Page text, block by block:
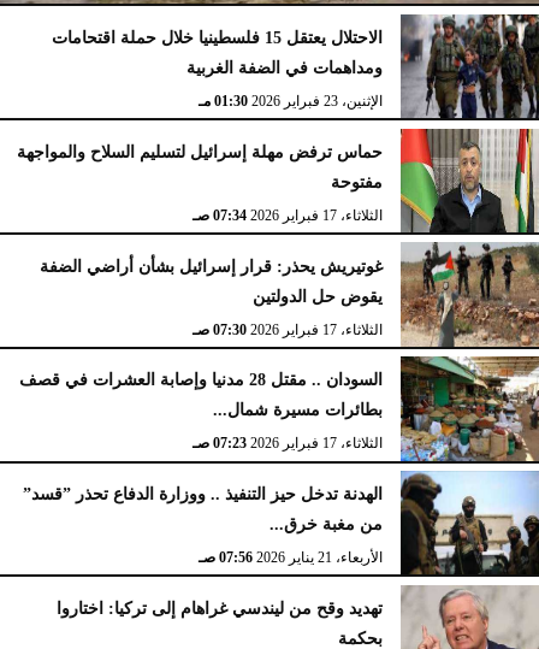
الإثنين، 23 فبراير 2026 02:15 مـ
الاحتلال يعتقل 15 فلسطينيا خلال حملة اقتحامات
ومداهمات في الضفة الغربية
الإثنين، 23 فبراير 2026 01:30 مـ
حماس ترفض مهلة إسرائيل لتسليم السلاح والمواجهة
مفتوحة
الثلاثاء، 17 فبراير 2026 07:34 صـ
غوتيريش يحذر: قرار إسرائيل بشأن أراضي الضفة
يقوض حل الدولتين
الثلاثاء، 17 فبراير 2026 07:30 صـ
السودان .. مقتل 28 مدنيا وإصابة العشرات في قصف
بطائرات مسيرة شمال...
الثلاثاء، 17 فبراير 2026 07:23 صـ
الهدنة تدخل حيز التنفيذ .. ووزارة الدفاع تحذر ”قسد”
من مغبة خرق...
الأربعاء، 21 يناير 2026 07:56 صـ
تهديد وقح من ليندسي غراهام إلى تركيا: اختاروا
بحكمة